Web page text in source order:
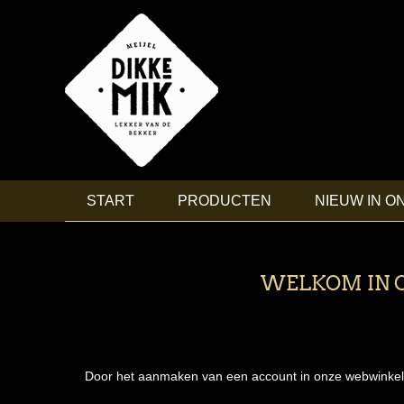
START PRODUCTEN NIEUW IN
WELKOM IN
Door het aanmaken van een account in onze